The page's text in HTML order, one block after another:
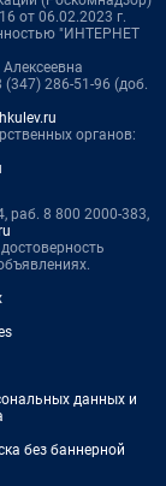
от 06.02.2023 г.
"ИНТЕРНЕТ
(347) 286-51-96 (доб.
органов:
раб. 8 800 2000-383,
данных и
без баннерной